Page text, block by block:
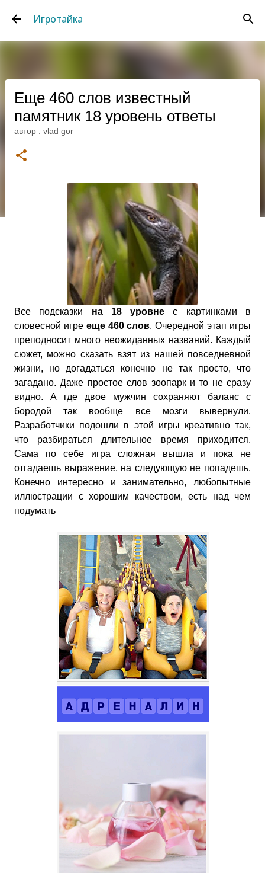
Игротайка
Еще 460 слов известный
памятник 18 уровень ответы
автор : vlad gor
Все подсказки на 18 уровне с картинками в
словесной игрееще 460 слов. Очередной этап игры
преподносит много неожиданных названий. Каждый
сюжет, можно сказать взят из нашей повседневной
жизни, но догадаться конечно не так просто, что
загадано. Даже простое слов зоопарк и то не сразу
видно. А где двое мужчин сохраняют баланс с
бородой так вообще все мозги вывернули.
Разработчики подошли в этой игры креативно так,
что разбираться длительное время приходится.
Сама по себе игра сложная вышла и пока не
отгадаешь выражение, на следующую не попадешь.
Конечно интересно и занимательно, любопытные
иллюстрации с хорошим качеством, есть над чем
подумать